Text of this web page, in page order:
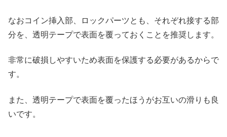
なおコイン挿入部、ロックパーツとも、それぞれ接する部
分を、透明テープで表面を覆っておくことを推奨します。
非常に破損しやすいため表面を保護する必要があるからで
す。
また、透明テープで表面を覆ったほうがお互いの滑りも良
いです。